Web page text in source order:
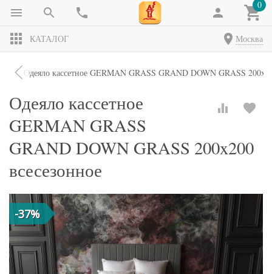
0
КАТАЛОГ Москва
Одеяло кассетное GERMAN GRASS GRAND DOWN GRASS
Одеяло кассетное
GERMAN GRASS
GRAND DOWN GRASS 200x200
всесезонное
-37%